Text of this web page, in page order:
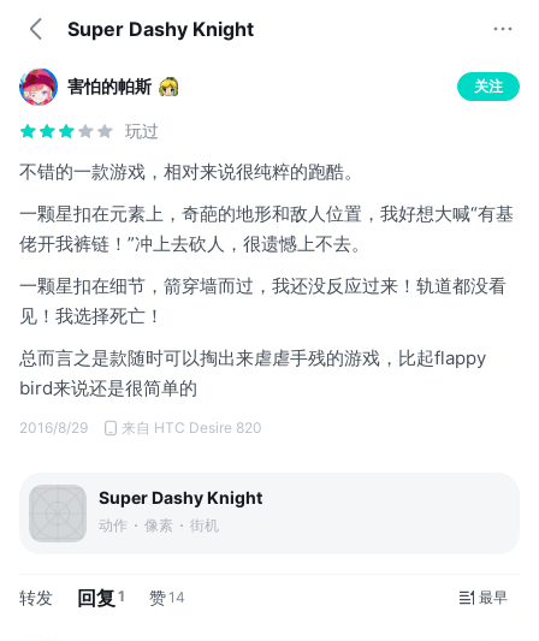
Super Dashy Knight
害怕的帕斯 关注
玩过
不错的一款游戏，相对来说很纯粹的跑酷。
一颗星扣在元素上，奇葩的地形和敌人位置，我好想大喊“有基
佬开我裤链！”冲上去砍人，很遗憾上不去。
一颗星扣在细节，箭穿墙而过，我还没反应过来！轨道都没看
见！我选择死亡！
总而言之是款随时可以掏出来虐虐手残的游戏，比起flappy
bird来说还是很简单的
2016/8/29 来自 HTC Desire 820
Super Dashy Knight
动作 像素 街机
转发 回复 1 赞14 最早